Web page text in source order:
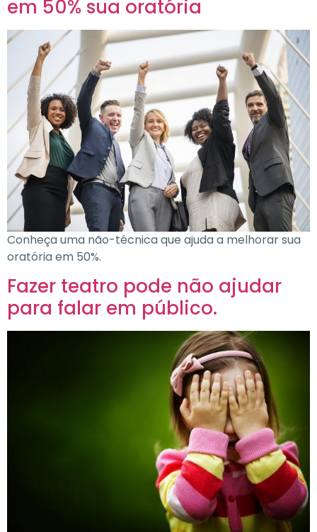
em 50% sua oratória
Conheça uma não-técnica que ajuda a melhorar sua
oratória em 50%.
Fazer teatro pode não ajudar
para falar em público.